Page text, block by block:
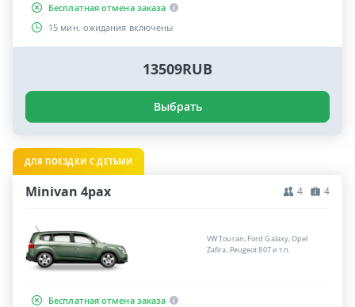
Бесплатная отмена заказа
15 мин. ожидания включены
13509RUB
Выбрать
ДЛЯ ПОЕЗДКИ С ДЕТЬМИ
Minivan 4pax 4 4
VW Touran, Ford Galaxy, Opel
Zafira, Peugeot 807 и т.п.
Бесплатная отмена заказа